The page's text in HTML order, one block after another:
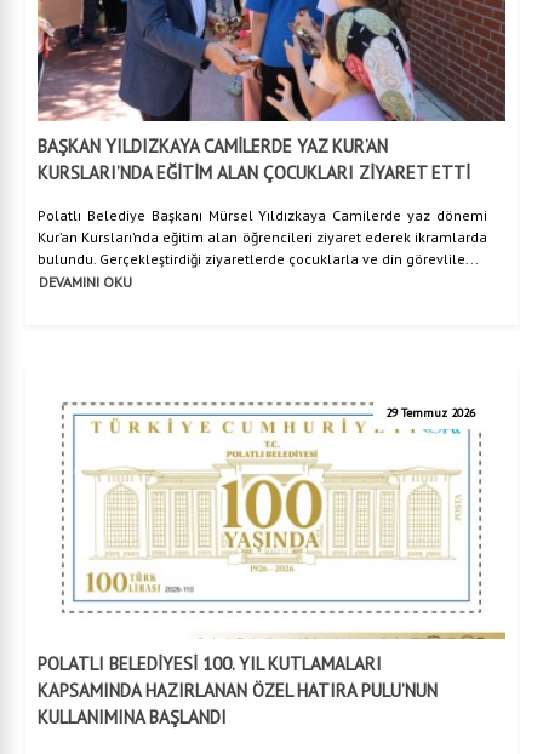
BAŞKAN YILDIZKAYA CAMİLERDE YAZ KUR’AN
KURSLARI’NDA EĞİTİM ALAN ÇOCUKLARI ZİYARET ETTİ
Polatlı Belediye Başkanı Mürsel Yıldızkaya Camilerde yaz dönemi
Kur’an Kursları’nda eğitim alan öğrencileri ziyaret ederek ikramlarda
bulundu. Gerçekleştirdiği ziyaretlerde çocuklarla ve din görevlile...
DEVAMINI OKU
29 Temmuz 2026
POLATLI BELEDİYESİ 100. YIL KUTLAMALARI
KAPSAMINDA HAZIRLANAN ÖZEL HATIRA PULU’NUN
KULLANIMINA BAŞLANDI